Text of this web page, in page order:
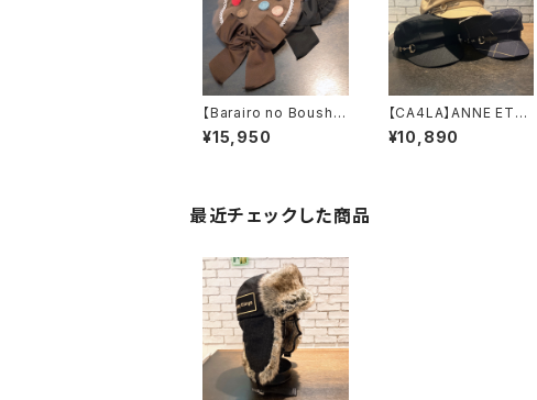
【Barairo no Boushi】
キャンディベレー
¥15,950
【CA4LA】ANNE ETE
6 キャスケット
SHK01308
¥10,890
最近チェックした商品